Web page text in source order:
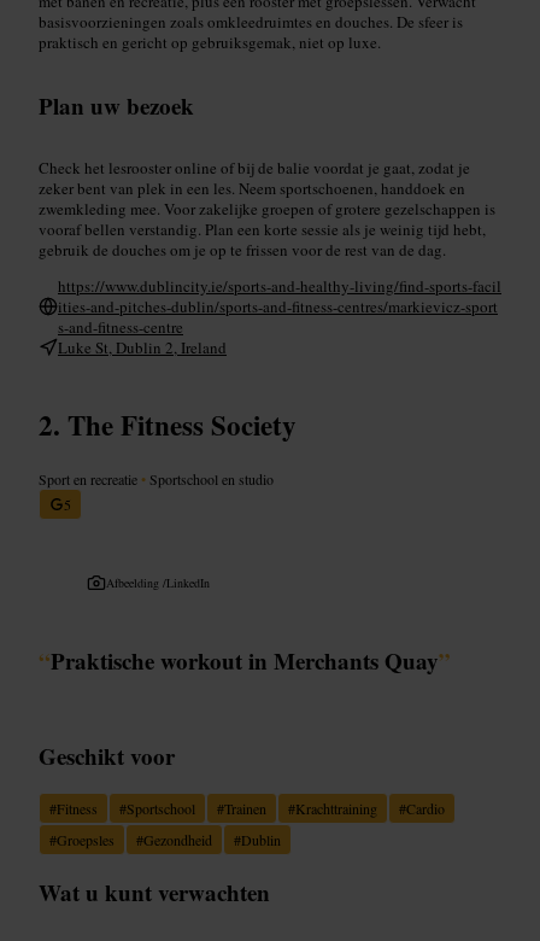
basisvoorzieningen zoals omkleedruimtes en douches. De sfeer is
praktisch en gericht op gebruiksgemak, niet op luxe.
Plan uw bezoek
Check het lesrooster online of bij de balie voordat je gaat, zodat je
zeker bent van plek in een les. Neem sportschoenen, handdoek en
zwemkleding mee. Voor zakelijke groepen of grotere gezelschappen is
vooraf bellen verstandig. Plan een korte sessie als je weinig tijd hebt,
gebruik de douches om je op te frissen voor de rest van de dag.
https://www.dublincity.ie/sports-and-healthy-living/find-sports-facil
ities-and-pitches-dublin/sports-and-fitness-centres/markievicz-sport
s-and-fitness-centre
Luke St, Dublin 2, Ireland
The Fitness Society
Sport en recreatie • Sportschool en studio
5
Afbeelding /LinkedIn
“Praktische workout in Merchants Quay”
Geschikt voor
#Fitness #Sportschool #Trainen #Krachttraining #Cardio
#Groepsles #Gezondheid #Dublin
Wat u kunt verwachten